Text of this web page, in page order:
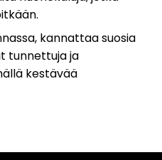
kannattaa suosia
tunnettuja ja
kestävää